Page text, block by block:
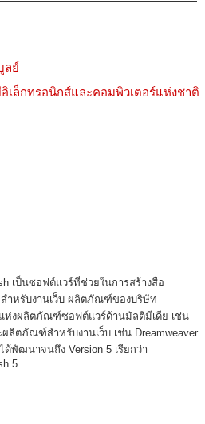
ลย์
เล็กทรอนิกส์และคอมพิวเตอร์แห่งชาติ
เป็นซอฟต์แวร์ที่ช่วยในการสร้างสื่อ
ำหรับงานเว็บ ผลิตภัณฑ์ของบริษัท
แห่งผลิตภัณฑ์ซอฟต์แวร์ด้านมัลติมีเดีย เช่น
ผลิตภัณฑ์สำหรับงานเว็บ เช่น Dreamweaver
พัฒนาจนถึง Version 5 เรียกว่า
5...